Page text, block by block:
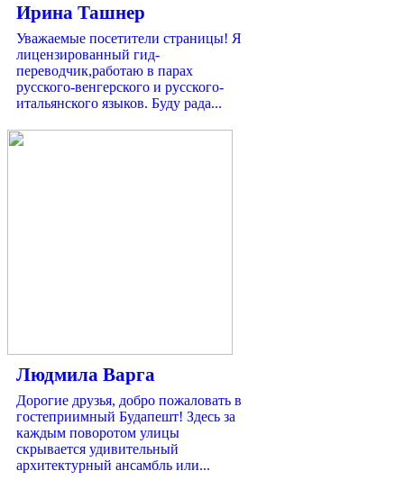
Ирина Ташнер
Уважаемые посетители страницы! Я
лицензированный гид-
переводчик,работаю в парах
русского-венгерского и русского-
итальянского языков. Буду рада...
Людмила Варга
Дорогие друзья, добро пожаловать в
гостеприимный Будапешт! Здесь за
каждым поворотом улицы
скрывается удивительный
архитектурный ансамбль или...